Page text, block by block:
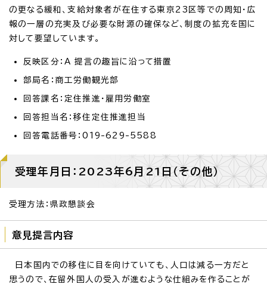
の更なる緩和、支給対象者が在住する東京23区等での周知・広
報の一層の充実及び必要な財源の確保など、制度の拡充を国に
対して要望しています。
反映区分：A 提言の趣旨に沿って措置
部局名：商工労働観光部
回答課名：定住推進・雇用労働室
回答担当名：移住定住推進担当
回答電話番号：019-629-5588
受理年月日：2023年6月21日（その他）
受理方法：県政懇談会
意見提言内容
日本国内での移住に目を向けていても、人口は減る一方だと
思うので、在留外国人の受入が進むような仕組みを作ることが